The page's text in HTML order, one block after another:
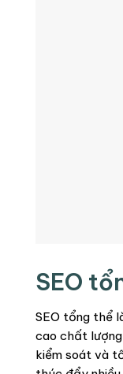
SEO
SEO tổng thể
cao chất
kiểm soát và